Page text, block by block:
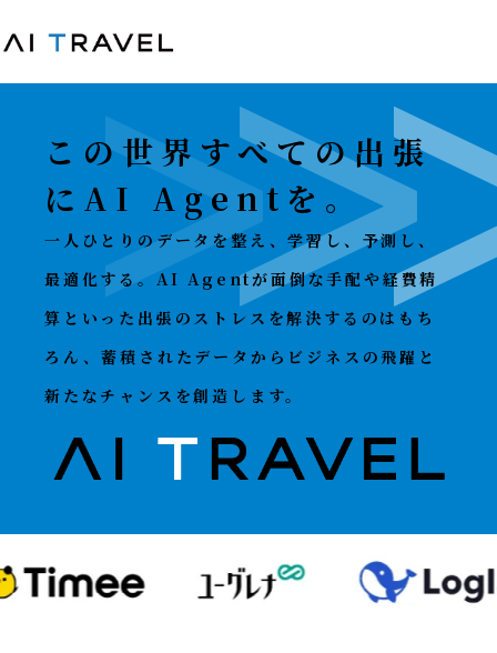
この世界すべての出張
にAI Agentを。
一人ひとりのデータを整え、学習し、予測し、
最適化する。AI Agentが面倒な手配や経費精
算といった出張のストレスを解決するのはもち
ろん、蓄積されたデータからビジネスの飛躍と
新たなチャンスを創造します。